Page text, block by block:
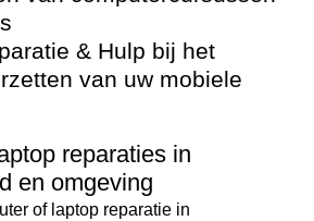
& Hulp bij het
van uw mobiele
reparaties in
en omgeving
of laptop reparatie in